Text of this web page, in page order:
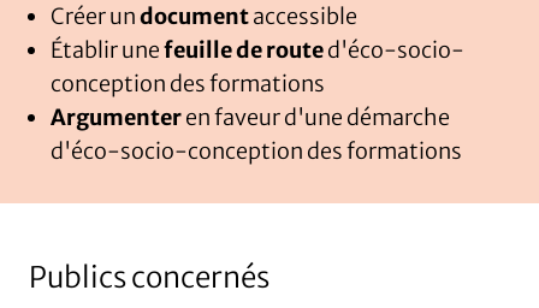
Créer undocumentaccessible
Établir unefeuille de routed'éco-socio-
conception des formations
Argumenteren faveur d'une démarche
d'éco-socio-conception des formations
Publics concernés